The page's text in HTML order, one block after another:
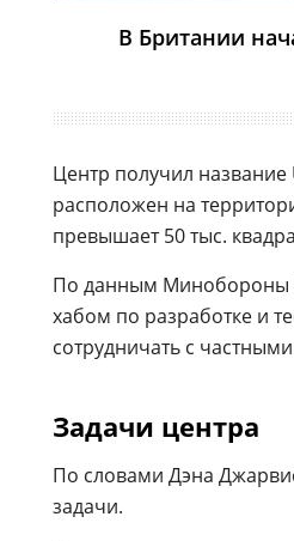
В Британии
Центр получил название
расположен на
превышает 50 тыс.
По данным Минобороны
хабом по разработке и
сотрудничать с
Задачи центра
По словами Дэна
задачи.